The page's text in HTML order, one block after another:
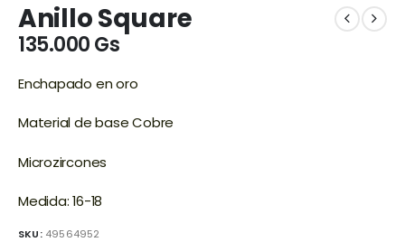
Anillo Square
135.000Gs
Enchapado en oro
Material de base Cobre
Microzircones
Medida: 16-18
SKU: 49564952